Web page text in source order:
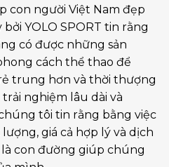
con người Việt Nam đẹp
YOLO SPORT tin rằng
có được những sản
cách thể thao để
trung hơn và thời thượng
nghiệm lâu dài và
tôi tin rằng bằng việc
giá cả hợp lý và dịch
là con đường giúp chúng